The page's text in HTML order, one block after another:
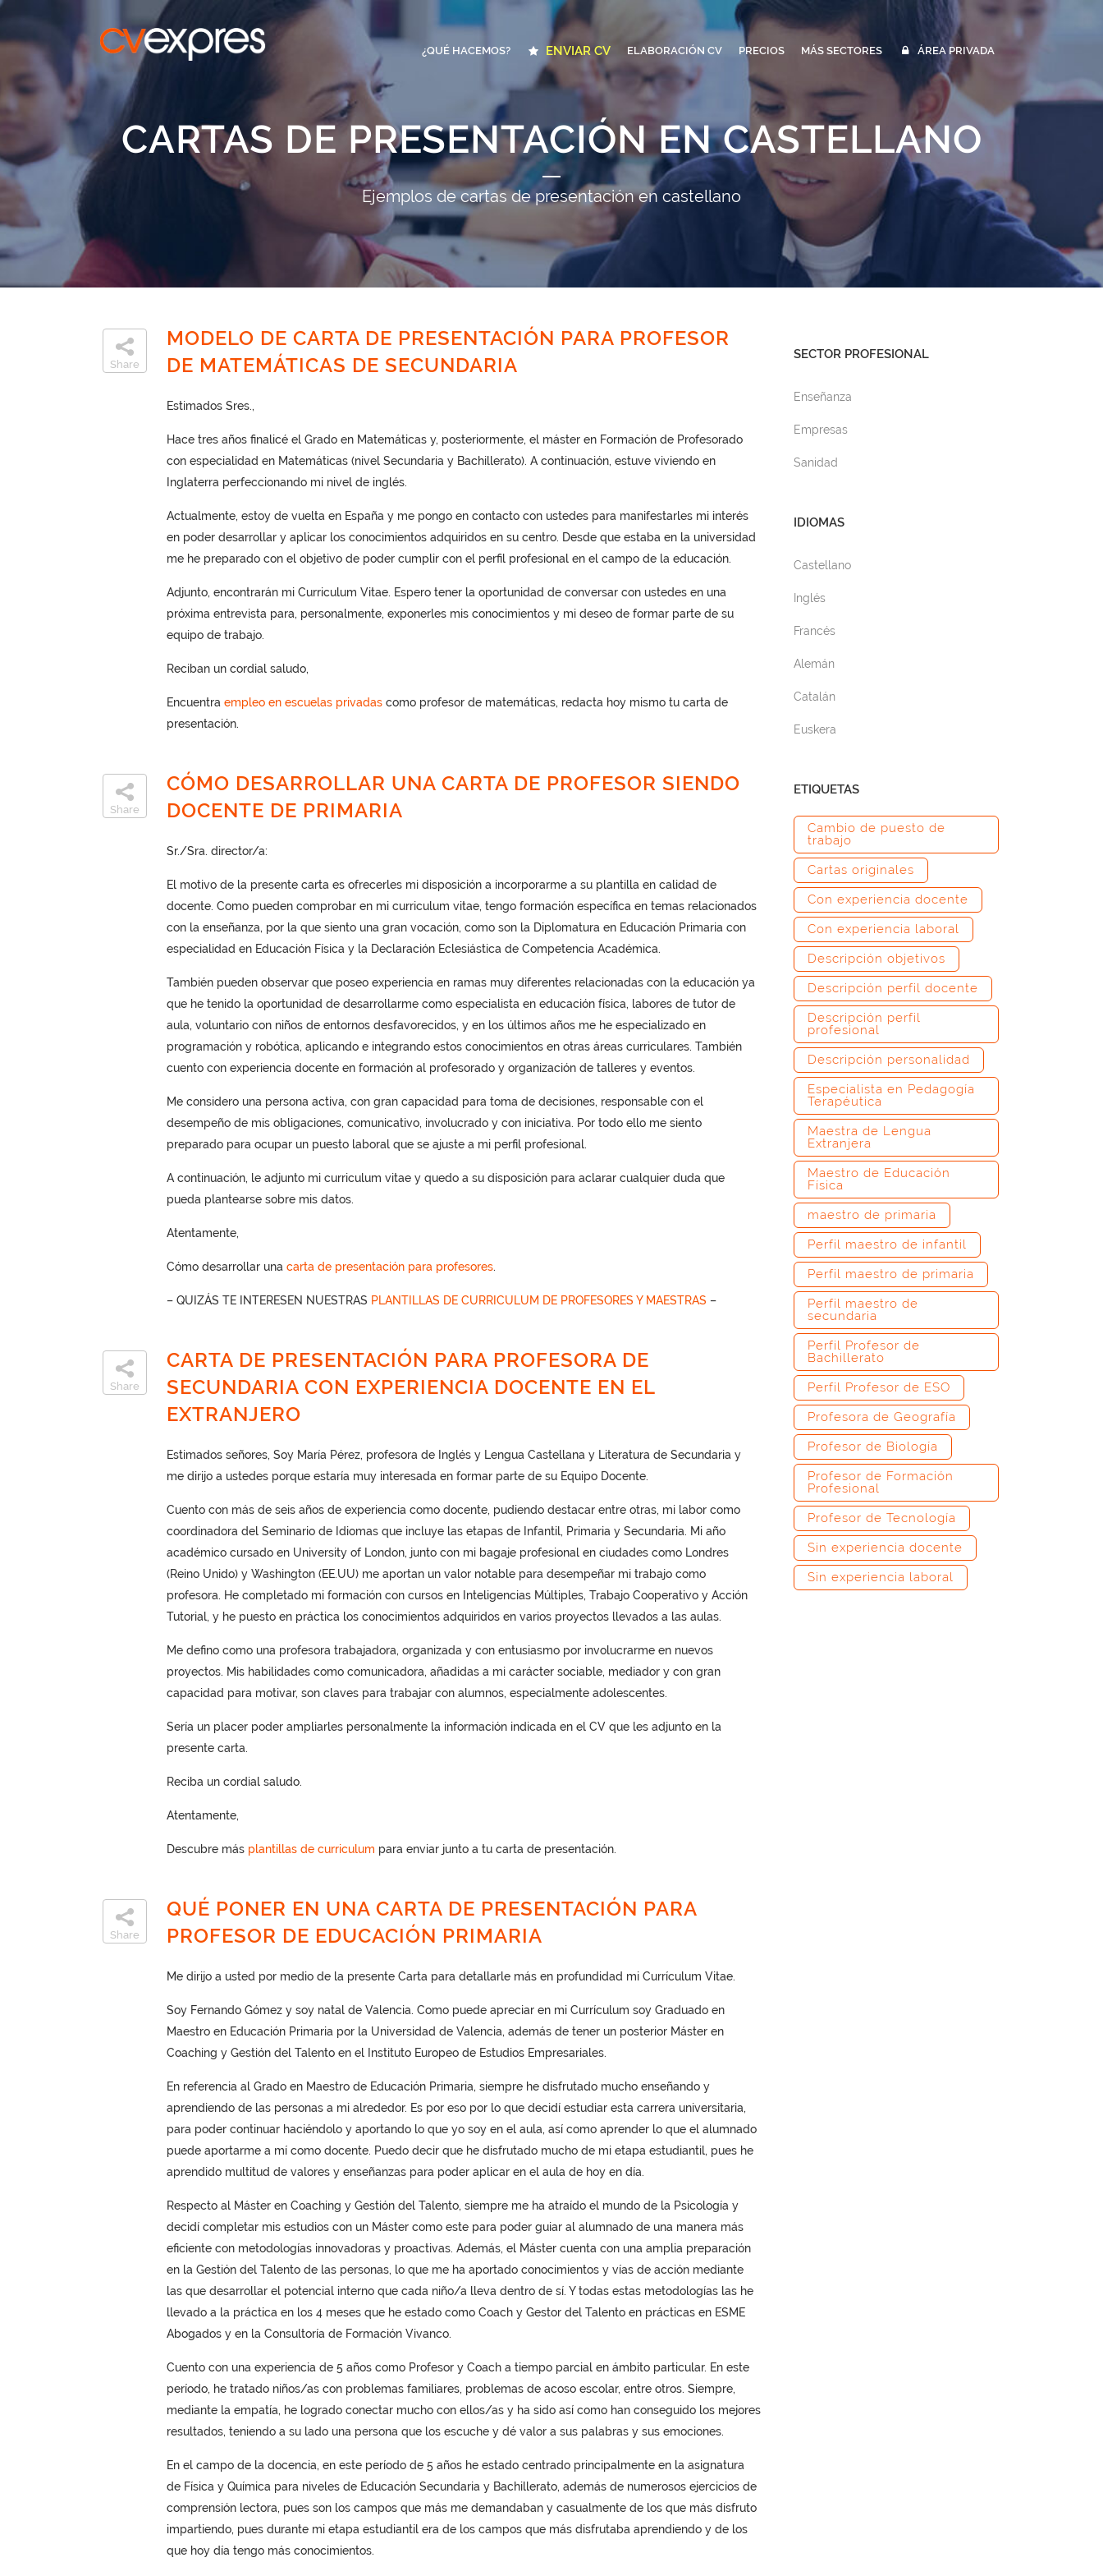
¿QUÉ HACEMOS? ENVIAR CV ELABORACIÓN CV PRECIOS MÁS SECTORES ÁREA PRIVADA
CARTAS DE PRESENTACIÓN EN CASTELLANO
Ejemplos de cartas de presentación en castellano
Share
MODELO DE CARTA DE PRESENTACIÓN PARA PROFESOR
DE MATEMÁTICAS DE SECUNDARIA
Estimados Sres.,
Hace tres años finalicé el Grado en Matemáticas y, posteriormente, el máster en Formación de Profesorado
con especialidad en Matemáticas (nivel Secundaria y Bachillerato). A continuación, estuve viviendo en
Inglaterra perfeccionando mi nivel de inglés.
Actualmente, estoy de vuelta en España y me pongo en contacto con ustedes para manifestarles mi interés
en poder desarrollar y aplicar los conocimientos adquiridos en su centro. Desde que estaba en la universidad
me he preparado con el objetivo de poder cumplir con el perfil profesional en el campo de la educación.
Adjunto, encontrarán mi Curriculum Vitae. Espero tener la oportunidad de conversar con ustedes en una
próxima entrevista para, personalmente, exponerles mis conocimientos y mi deseo de formar parte de su
equipo de trabajo.
Reciban un cordial saludo,
Encuentra empleo en escuelas privadascomo profesor de matemáticas, redacta hoy mismo tu carta de
presentación.
Share
CÓMO DESARROLLAR UNA CARTA DE PROFESOR SIENDO
DOCENTE DE PRIMARIA
Sr./Sra. director/a:
El motivo de la presente carta es ofrecerles mi disposición a incorporarme a su plantilla en calidad de
docente. Como pueden comprobar en mi curriculum vitae, tengo formación específica en temas relacionados
con la enseñanza, por la que siento una gran vocación, como son la Diplomatura en Educación Primaria con
especialidad en Educación Física y la Declaración Eclesiástica de Competencia Académica.
También pueden observar que poseo experiencia en ramas muy diferentes relacionadas con la educación ya
que he tenido la oportunidad de desarrollarme como especialista en educación física, labores de tutor de
aula, voluntario con niños de entornos desfavorecidos, y en los últimos años me he especializado en
programación y robótica, aplicando e integrando estos conocimientos en otras áreas curriculares. También
cuento con experiencia docente en formación al profesorado y organización de talleres y eventos.
Me considero una persona activa, con gran capacidad para toma de decisiones, responsable con el
desempeño de mis obligaciones, comunicativo, involucrado y con iniciativa. Por todo ello me siento
preparado para ocupar un puesto laboral que se ajuste a mi perfil profesional.
A continuación, le adjunto mi curriculum vitae y quedo a su disposición para aclarar cualquier duda que
pueda plantearse sobre mis datos.
Atentamente,
Cómo desarrollar una carta de presentación para profesores.
– QUIZÁS TE INTERESEN NUESTRAS PLANTILLAS DE CURRICULUM DE PROFESORES Y MAESTRAS –
Share
CARTA DE PRESENTACIÓN PARA PROFESORA DE
SECUNDARIA CON EXPERIENCIA DOCENTE EN EL
EXTRANJERO
Estimados señores, Soy María Pérez, profesora de Inglés y Lengua Castellana y Literatura de Secundaria y
me dirijo a ustedes porque estaría muy interesada en formar parte de su Equipo Docente.
Cuento con más de seis años de experiencia como docente, pudiendo destacar entre otras, mi labor como
coordinadora del Seminario de Idiomas que incluye las etapas de Infantil, Primaria y Secundaria. Mi año
académico cursado en University of London, junto con mi bagaje profesional en ciudades como Londres
(Reino Unido) y Washington (EE.UU) me aportan un valor notable para desempeñar mi trabajo como
profesora. He completado mi formación con cursos en Inteligencias Múltiples, Trabajo Cooperativo y Acción
Tutorial, y he puesto en práctica los conocimientos adquiridos en varios proyectos llevados a las aulas.
Me defino como una profesora trabajadora, organizada y con entusiasmo por involucrarme en nuevos
proyectos. Mis habilidades como comunicadora, añadidas a mi carácter sociable, mediador y con gran
capacidad para motivar, son claves para trabajar con alumnos, especialmente adolescentes.
Sería un placer poder ampliarles personalmente la información indicada en el CV que les adjunto en la
presente carta.
Reciba un cordial saludo.
Atentamente,
Descubre más plantillas de curriculum para enviar junto a tu carta de presentación.
Share
QUÉ PONER EN UNA CARTA DE PRESENTACIÓN PARA
PROFESOR DE EDUCACIÓN PRIMARIA
Me dirijo a usted por medio de la presente Carta para detallarle más en profundidad mi Currículum Vitae.
Soy Fernando Gómez y soy natal de Valencia. Como puede apreciar en mi Currículum soy Graduado en
Maestro en Educación Primaria por la Universidad de Valencia, además de tener un posterior Máster en
Coaching y Gestión del Talento en el Instituto Europeo de Estudios Empresariales.
En referencia al Grado en Maestro de Educación Primaria, siempre he disfrutado mucho enseñando y
aprendiendo de las personas a mi alrededor. Es por eso por lo que decidí estudiar esta carrera universitaria,
para poder continuar haciéndolo y aportando lo que yo soy en el aula, así como aprender lo que el alumnado
puede aportarme a mí como docente. Puedo decir que he disfrutado mucho de mi etapa estudiantil, pues he
aprendido multitud de valores y enseñanzas para poder aplicar en el aula de hoy en día.
Respecto al Máster en Coaching y Gestión del Talento, siempre me ha atraído el mundo de la Psicología y
decidí completar mis estudios con un Máster como este para poder guiar al alumnado de una manera más
eficiente con metodologías innovadoras y proactivas. Además, el Máster cuenta con una amplia preparación
en la Gestión del Talento de las personas, lo que me ha aportado conocimientos y vías de acción mediante
las que desarrollar el potencial interno que cada niño/a lleva dentro de sí. Y todas estas metodologías las he
llevado a la práctica en los 4 meses que he estado como Coach y Gestor del Talento en prácticas en ESME
Abogados y en la Consultoría de Formación Vivanco.
Cuento con una experiencia de 5 años como Profesor y Coach a tiempo parcial en ámbito particular. En este
período, he tratado niños/as con problemas familiares, problemas de acoso escolar, entre otros. Siempre,
mediante la empatía, he logrado conectar mucho con ellos/as y ha sido así como han conseguido los mejores
resultados, teniendo a su lado una persona que los escuche y dé valor a sus palabras y sus emociones.
En el campo de la docencia, en este período de 5 años he estado centrado principalmente en la asignatura
de Física y Química para niveles de Educación Secundaria y Bachillerato, además de numerosos ejercicios de
comprensión lectora, pues son los campos que más me demandaban y casualmente de los que más disfruto
impartiendo, pues durante mi etapa estudiantil era de los campos que más disfrutaba aprendiendo y de los
que hoy día tengo más conocimientos.
SECTOR PROFESIONAL
Enseñanza
Empresas
Sanidad
IDIOMAS
Castellano
Inglés
Francés
Alemán
Catalán
Euskera
ETIQUETAS
Cambio de puesto de
trabajo
Cartas originales
Con experiencia docente
Con experiencia laboral
Descripción objetivos
Descripción perfil docente
Descripción perfil
profesional
Descripción personalidad
Especialista en Pedagogía
Terapéutica
Maestra de Lengua
Extranjera
Maestro de Educación
Física
maestro de primaria
Perfil maestro de infantil
Perfil maestro de primaria
Perfil maestro de
secundaria
Perfil Profesor de
Bachillerato
Perfil Profesor de ESO
Profesora de Geografía
Profesor de Biología
Profesor de Formación
Profesional
Profesor de Tecnología
Sin experiencia docente
Sin experiencia laboral